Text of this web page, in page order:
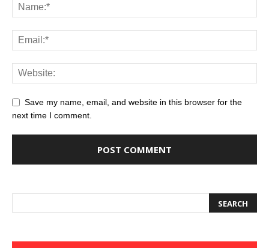
Save my name, email, and website in this browser for the
next time I comment.